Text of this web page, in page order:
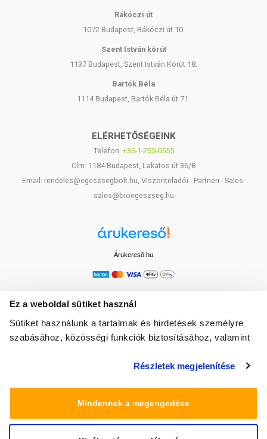
Ez a weboldal sütiket használ
Sütiket használunk a tartalmak és hirdetések személyre
szabásához, közösségi funkciók biztosításához, valamint
média-, hirdető- és elemező partnereinkkel megosztjuk az
amelyeket Ön adott meg számukra vagy az Ön által
használt más szolgáltatásokból gyűjtöttek.
Részletek megjelenítése
Mindennek a megengedése
Rákóczi út
1072 Budapest, Rákóczi út 10.
Szent István körút
1137 Budapest, Szent István Körút 18.
Bartók Béla
1114 Budapest, Bartók Béla út 71.
ELÉRHETŐSÉGEINK
Telefon: +36-1-255-0555
Cím: 1184 Budapest, Lakatos út 36/B
Email: rendeles@egeszsegbolt.hu, Viszonteladói - Partneri - Sales:
sales@bioegeszseg.hu
Árukereső.hu